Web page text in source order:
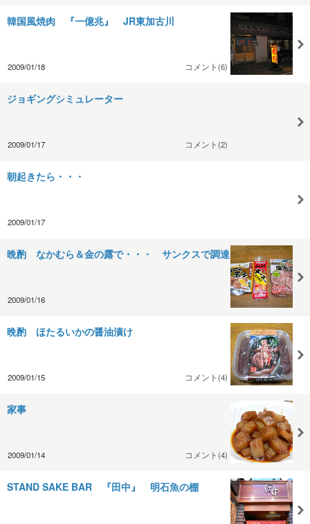
韓国風焼肉 『一億兆』 JR東加古川
2009/01/18 コメント(6)
ジョギングシミュレーター
2009/01/17 コメント(2)
朝起きたら・・・
2009/01/17
晩酌 なかむら＆金の露で・・・ サンクスで調達
2009/01/16
晩酌 ほたるいかの醤油漬け
2009/01/15 コメント(4)
家事
2009/01/14 コメント(4)
STAND SAKE BAR 『田中』 明石魚の棚